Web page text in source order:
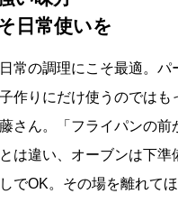
日常使いを
常の調理にこそ最適。パ
作りにだけ使うのではも
さん。「フライパンの前
は違い、オーブンは下準
でOK。その場を離れて